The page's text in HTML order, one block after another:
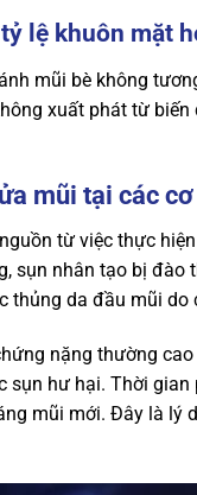
lệ khuôn mặt
mũi bè không
xuất phát từ
mũi tại các
từ việc thực
sụn nhân tạo bị
thủng da đầu mũi
nặng thường
hư hại. Thời
mũi mới. Đây là lý